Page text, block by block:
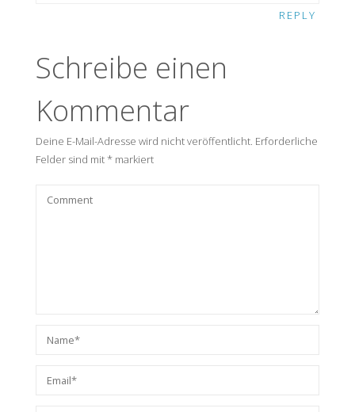
REPLY
Schreibe einen
Kommentar
Deine E-Mail-Adresse wird nicht veröffentlicht. Erforderliche
Felder sind mit*markiert